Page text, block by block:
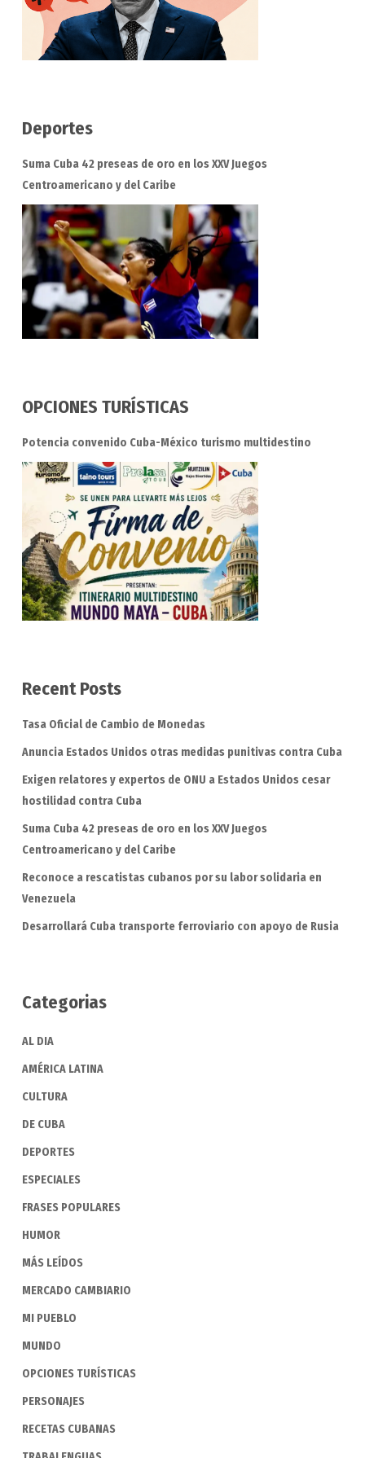
Deportes
Suma Cuba 42 preseas de oro en los XXV Juegos
Centroamericano y del Caribe
OPCIONES TURÍSTICAS
Potencia convenido Cuba-México turismo multidestino
Recent Posts
Tasa Oficial de Cambio de Monedas
Anuncia Estados Unidos otras medidas punitivas contra Cuba
Exigen relatores y expertos de ONU a Estados Unidos cesar
hostilidad contra Cuba
Suma Cuba 42 preseas de oro en los XXV Juegos
Centroamericano y del Caribe
Reconoce a rescatistas cubanos por su labor solidaria en
Venezuela
Desarrollará Cuba transporte ferroviario con apoyo de Rusia
Categorias
AL DIA
AMÉRICA LATINA
CULTURA
DE CUBA
DEPORTES
ESPECIALES
FRASES POPULARES
HUMOR
MÁS LEÍDOS
MERCADO CAMBIARIO
MI PUEBLO
MUNDO
OPCIONES TURÍSTICAS
PERSONAJES
RECETAS CUBANAS